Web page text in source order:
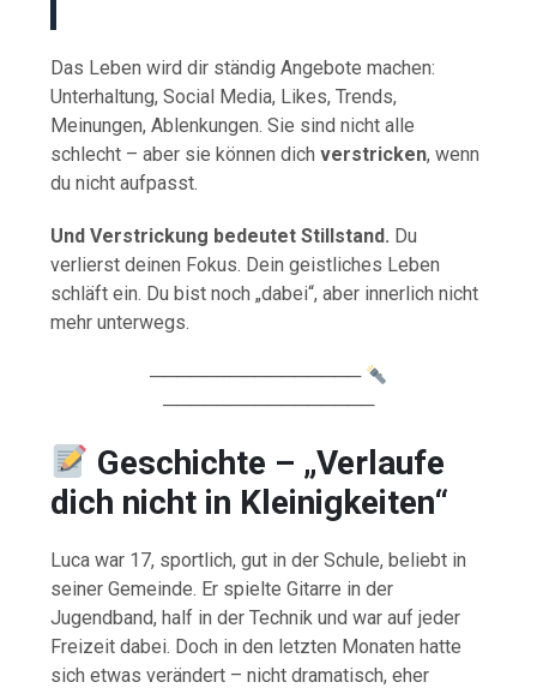
Das Leben wird dir ständig Angebote machen:
Unterhaltung, Social Media, Likes, Trends,
Meinungen, Ablenkungen. Sie sind nicht alle
schlecht – aber sie können dichverstricken, wenn
du nicht aufpasst.
Und Verstrickung bedeutet Stillstand. Du
verlierst deinen Fokus. Dein geistliches Leben
schläft ein. Du bist noch „dabei“, aber innerlich nicht
mehr unterwegs.
────────────────
────────────────
Geschichte – „Verlaufe
dich nicht in Kleinigkeiten“
Luca war 17, sportlich, gut in der Schule, beliebt in
seiner Gemeinde. Er spielte Gitarre in der
Jugendband, half in der Technik und war auf jeder
Freizeit dabei. Doch in den letzten Monaten hatte
sich etwas verändert – nicht dramatisch, eher